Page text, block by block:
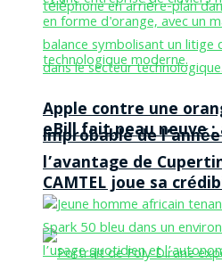
eBill fait peau neuve :
CAMTEL joue sa
Apple contre une
improbable de
l’avantage de